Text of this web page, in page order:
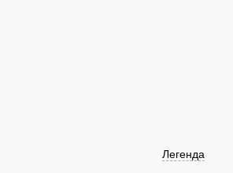
Легенда